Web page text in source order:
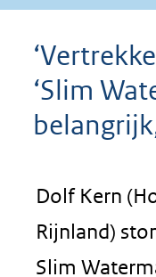
‘Slim
Dolf Kern
Rijnland)
Slim